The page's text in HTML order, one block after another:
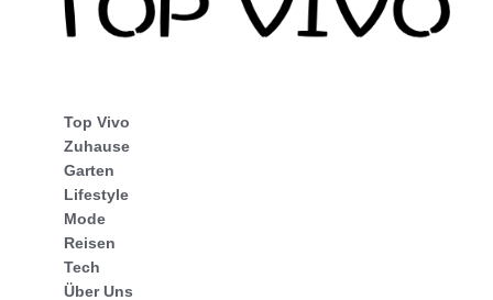
Top Vivo
Zuhause
Garten
Lifestyle
Mode
Reisen
Tech
Über Uns